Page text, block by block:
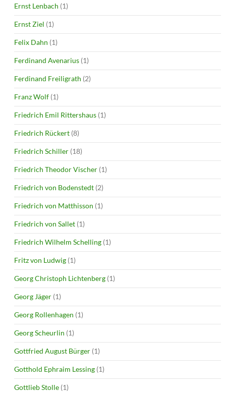
Ernst Lenbach (1)
Ernst Ziel (1)
Felix Dahn (1)
Ferdinand Avenarius (1)
Ferdinand Freiligrath (2)
Franz Wolf (1)
Friedrich Emil Rittershaus (1)
Friedrich Rückert (8)
Friedrich Schiller (18)
Friedrich Theodor Vischer (1)
Friedrich von Bodenstedt (2)
Friedrich von Matthisson (1)
Friedrich von Sallet (1)
Friedrich Wilhelm Schelling (1)
Fritz von Ludwig (1)
Georg Christoph Lichtenberg (1)
Georg Jäger (1)
Georg Rollenhagen (1)
Georg Scheurlin (1)
Gottfried August Bürger (1)
Gotthold Ephraim Lessing (1)
Gottlieb Stolle (1)